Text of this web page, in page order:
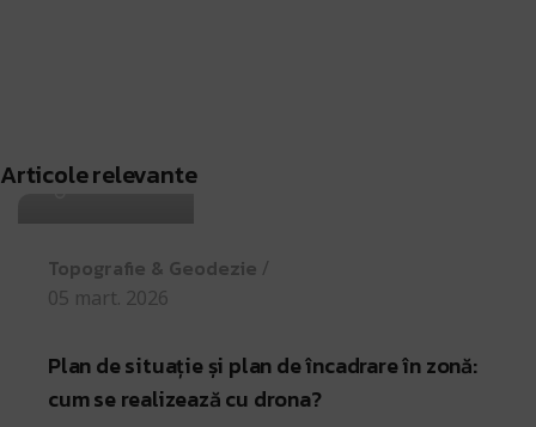
Articole relevante
Topografie & Geodezie
05 mart. 2026
Plan de situație și plan de încadrare în zonă:
cum se realizează cu drona?